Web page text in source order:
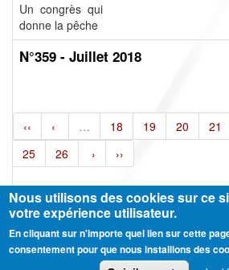
Un congrès qui
donne la pêche
N°359 - Juillet 2018
‹‹ ‹ … 18 19 20 21
25
26 › ››
Ⓒ CGT Fédération THCB - Tous les droits
Nous utilisons des cookies sur ce
votre expérience utilisateur.
En cliquant sur n'importe quel lien sur cette
consentement pour que nous installions des